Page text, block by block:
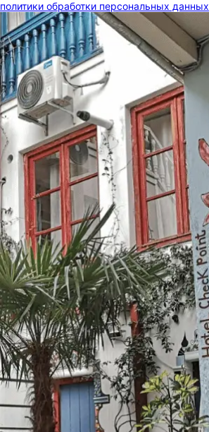
политики обработки персональных данных